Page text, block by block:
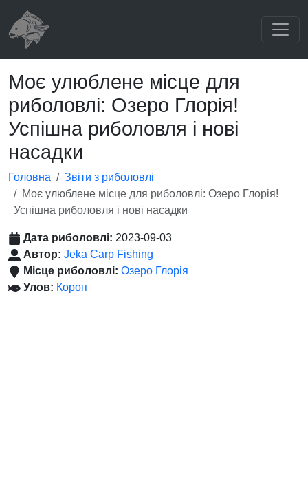
Моє улюблене місце для
риболовлі: Озеро Глорія!
Успішна риболовля і нові
насадки
Головна
Звіти з риболовлі
Моє улюблене місце для риболовлі: Озеро Глорія!
Успішна риболовля і нові насадки
Дата риболовлі: 2023-09-03
Автор: Jeka Carp Fishing
Місце риболовлі: Озеро Глорія
Улов: Короп